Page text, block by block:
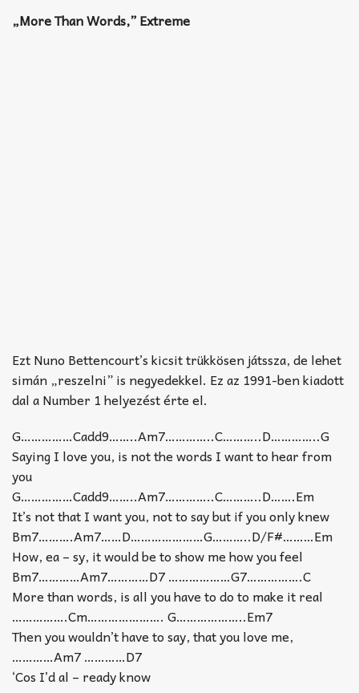
„More Than Words,” Extreme
Ezt Nuno Bettencourt’s kicsit trükkösen játssza, de lehet
simán „reszelni” is negyedekkel. Ez az 1991-ben kiadott
dal a Number 1 helyezést érte el.
G……………Cadd9……..Am7…………..C………..D…………..G
Saying I love you, is not the words I want to hear from
you
G……………Cadd9……..Am7…………..C………..D…….Em
It’s not that I want you, not to say but if you only knew
Bm7……….Am7……D…………………G………..D/F#………Em
How, ea – sy, it would be to show me how you feel
Bm7…………Am7…………D7 ………………G7…………….C
More than words, is all you have to do to make it real
…………….Cm…………………. G………………..Em7
Then you wouldn’t have to say, that you love me,
…………Am7 …………D7
‘Cos I’d al – ready know